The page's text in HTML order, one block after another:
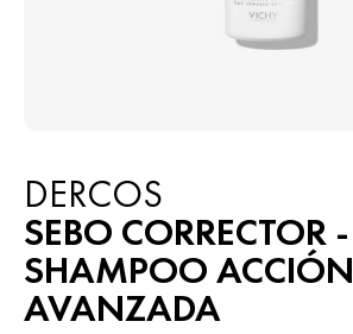
DERCOS
SEBO CORRECTOR -
SHAMPOO ACCIÓN
AVANZADA